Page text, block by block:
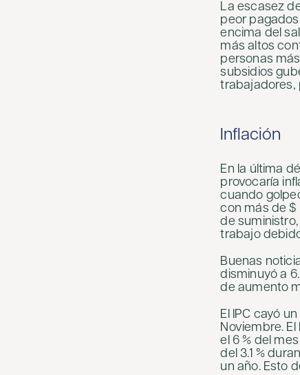
La escasez
peor
encima del
más altos
personas
subsidios
trabajadores,
Inflación
En la última
provocaría
cuando
con más de $
de
trabajo
Buenas
disminuyó a
de aumento
El IPC cayó
Noviembre.
el 6 % del
del 3.1 %
un año. Esto